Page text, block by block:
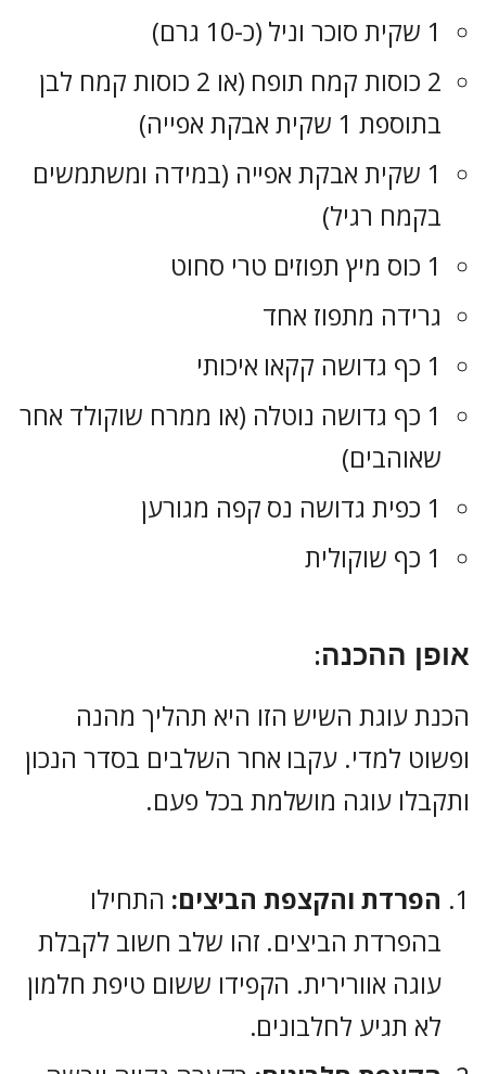
1 שקית סוכר וניל (כ-10 גרם)
2 כוסות קמח תופח (או 2 כוסות קמח לבן
בתוספת 1 שקית אבקת אפייה)
1 שקית אבקת אפייה (במידה ומשתמשים
בקמח רגיל)
1 כוס מיץ תפוזים טרי סחוט
גרידה מתפוז אחד
1 כף גדושה קקאו איכותי
1 כף גדושה נוטלה (או ממרח שוקולד אחר
שאוהבים)
1 כפית גדושה נס קפה מגורען
1 כף שוקולית
אופן ההכנה:
הכנת עוגת השיש הזו היא תהליך מהנה
ופשוט למדי. עקבו אחר השלבים בסדר הנכון
ותקבלו עוגה מושלמת בכל פעם.
הפרדת והקצפת הביצים: התחילו
בהפרדת הביצים. זהו שלב חשוב לקבלת
עוגה אוורירית. הקפידו ששום טיפת חלמון
לא תגיע לחלבונים.